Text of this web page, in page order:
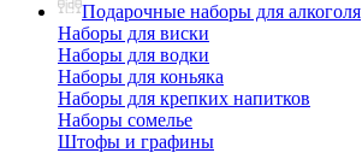
Подарочные наборы для алкоголя
Наборы для виски
Наборы для водки
Наборы для коньяка
Наборы для крепких напитков
Наборы сомелье
Штофы и графины